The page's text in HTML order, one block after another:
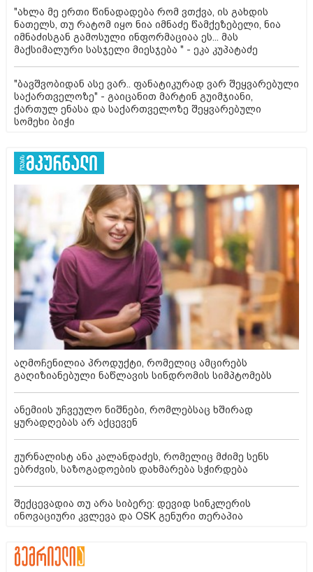
"ახლა მე ერთი წინადადება რომ ვთქვა, ის გახდის
ნათელს, თუ რატომ იყო ნია იმნაძე წამქეზებელი, ნია
იმნაძისგან გამოსული ინფორმაციაა ეს... მას
მაქსიმალური სასჯელი მიესჯება " - ეკა კუპატაძე
"ბავშვობიდან ასე ვარ.. ფანატიკურად ვარ შეყვარებული
საქართველოზე" - გაიცანით მარტინ გუიმჯიანი,
ქართულ ენასა და საქართველოზე შეყვარებული
სომეხი ბიჭი
აღმოჩენილია პროდუქტი, რომელიც ამცირებს
გაღიზიანებული ნაწლავის სინდრომის სიმპტომებს
ანემიის უჩვეულო ნიშნები, რომლებსაც ხშირად
ყურადღებას არ აქცევენ
ჟურნალისტ ანა კალანდაძეს, რომელიც მძიმე სენს
ებრძვის, საზოგადოების დახმარება სჭირდება
შექცევადია თუ არა სიბერე: დევიდ სინკლერის
ინოვაციური კვლევა და OSK გენური თერაპია